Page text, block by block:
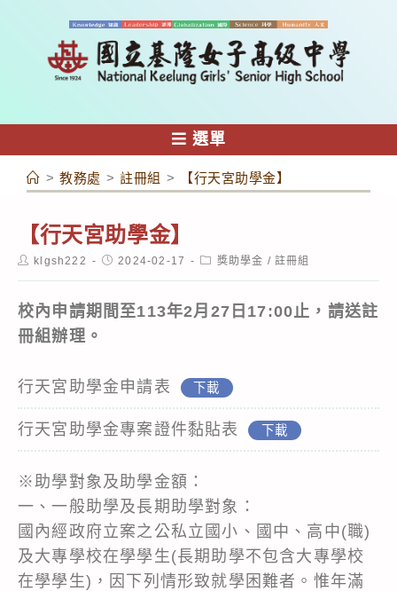
容
選單
> 教務處 > 註冊組 > 【行天宮助學金】
【行天宮助學金】
Postklgsh222
Post2024-02-17
Post獎助學金 / 註冊組
校內申請期間至113年2月27日17:00止，請送註
冊組辦理。
行天宮助學金申請表 下載
行天宮助學金專案證件黏貼表 下載
※助學對象及助學金額：
一、一般助學及長期助學對象：
國內經政府立案之公私立國小、國中、高中(職)
及大專學校在學學生(長期助學不包含大專學校
在學學生)，因下列情形致就學困難者。惟年滿